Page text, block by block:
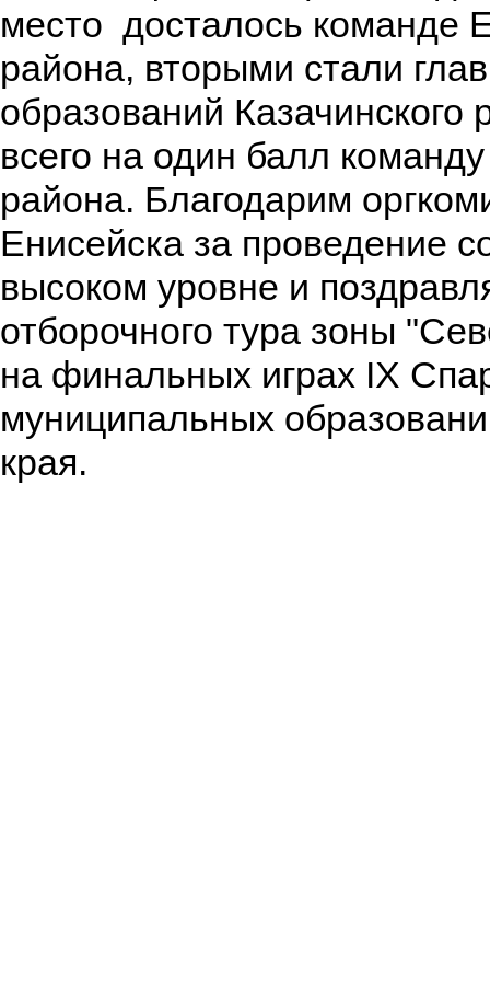
место досталось команде
района, вторыми стали
образований Казачинского
всего на один балл
района. Благодарим
Енисейска за проведение
высоком уровне и
отборочного тура зоны
на финальных играх IX
муниципальных
края.